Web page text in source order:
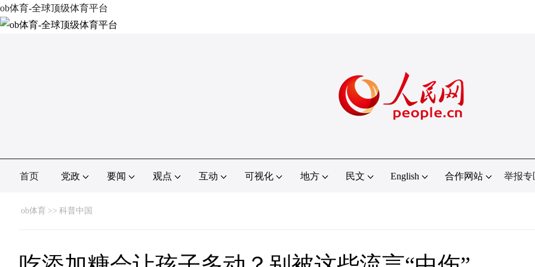
ob体育-全球顶级体育平台
首页 党政 要闻 观点 互动 可视化 地方 民文 English 合作网站 举报专
ob体育 >> 科普中国